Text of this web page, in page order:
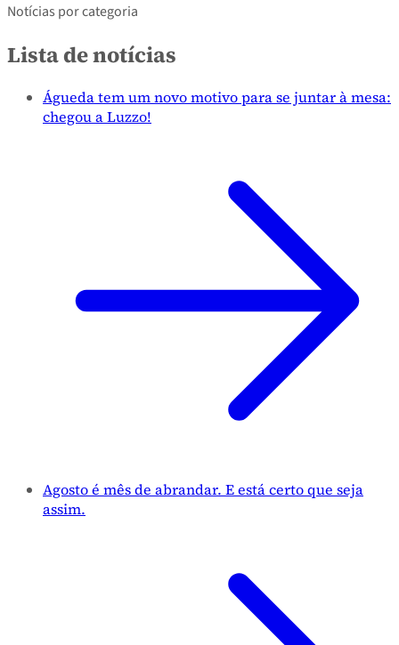
Notícias por categoria
Lista de notícias
Águeda tem um novo motivo para se juntar à mesa:
chegou a Luzzo!
Agosto é mês de abrandar. E está certo que seja
assim.